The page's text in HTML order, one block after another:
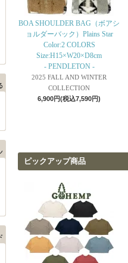
BOA SHOULDER BAG（ボアシ
ョルダーバック）Plains Star
Color:2 COLORS
Size:H15×W20×D8cm
- PENDLETON -
2025 FALL AND WINTER
COLLECTION
6,900円(税込7,590円)
ピックアップ商品